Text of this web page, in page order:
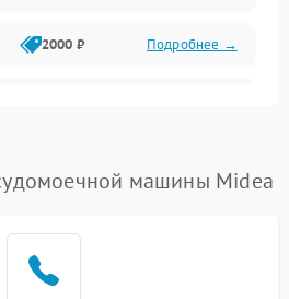
2000 ₽ Подробнее →
1800 ₽ Подробнее →
машины Midea